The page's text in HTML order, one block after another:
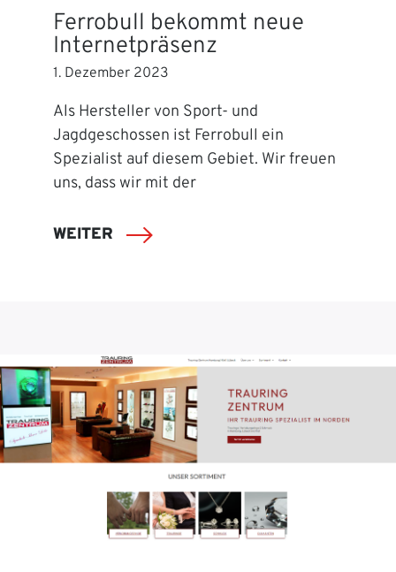
Ferrobull bekommt neue
Internetpräsenz
1. Dezember 2023
Als Hersteller von Sport- und
Jagdgeschossen ist Ferrobull ein
Spezialist auf diesem Gebiet. Wir freuen
uns, dass wir mit der
WEITER